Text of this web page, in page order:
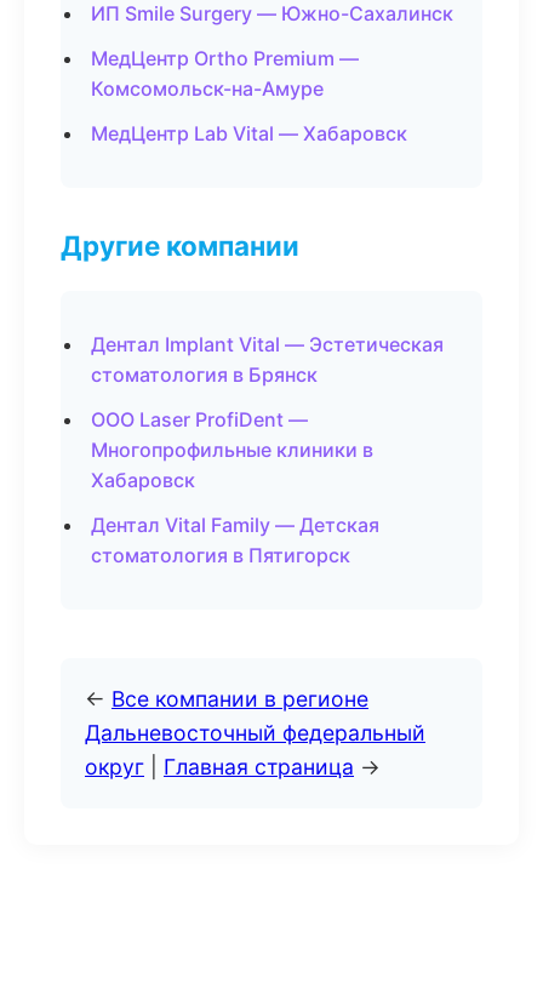
ИП Smile Surgery — Южно-Сахалинск
МедЦентр Ortho Premium —
Комсомольск-на-Амуре
МедЦентр Lab Vital — Хабаровск
Другие компании
Дентал Implant Vital — Эстетическая
стоматология в Брянск
ООО Laser ProfiDent —
Многопрофильные клиники в
Хабаровск
Дентал Vital Family — Детская
стоматология в Пятигорск
← Все компании в регионе
Дальневосточный федеральный
округ
Главная страница →